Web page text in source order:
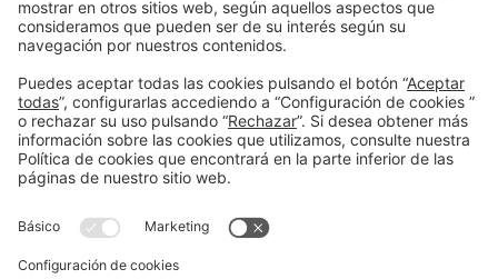
Avenida Joan Carles I,
58 – Esquina C/Ciències
08908, Hospitalet de Llobregat Barcelona
NUCLO RESTAURANTE
Lunes – Jueves Tel. +34 932 334 989